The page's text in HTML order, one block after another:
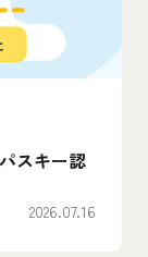
スキー認
2026.07.16